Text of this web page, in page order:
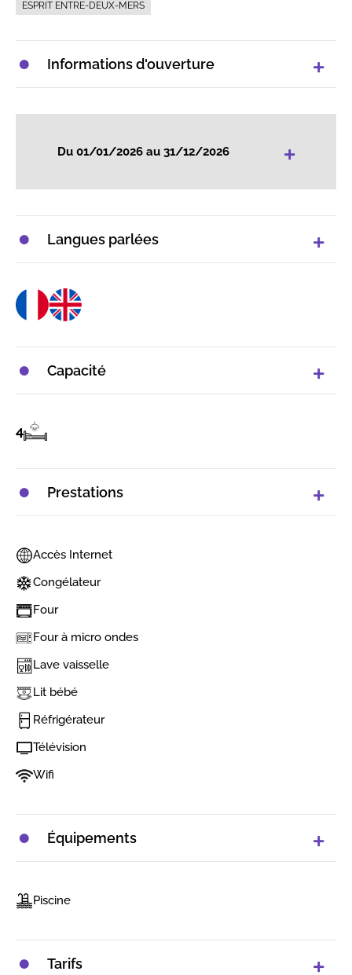
ESPRIT ENTRE-DEUX-MERS
Informations d'ouverture
Du 01/01/2026 au 31/12/2026 +
Langues parlées
Capacité
4
Prestations
Accès Internet
Congélateur
Four
Four à micro ondes
Lave vaisselle
Lit bébé
Réfrigérateur
Télévision
Wifi
Équipements
Piscine
Tarifs